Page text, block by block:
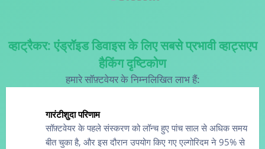
व्हाट्रैकर: एंड्रॉइड डिवाइस के लिए सबसे प्रभावी व्हाट्सएप
हैकिंग दृष्टिकोण
हमारे सॉफ़्टवेयर के निम्नलिखित लाभ हैं:
गारंटीशुदा परिणाम
सॉफ़्टवेयर के पहले संस्करण को लॉन्च हुए पांच साल से अधिक समय
बीत चुका है, और इस दौरान उपयोग किए गए एल्गोरिदम ने 95% से